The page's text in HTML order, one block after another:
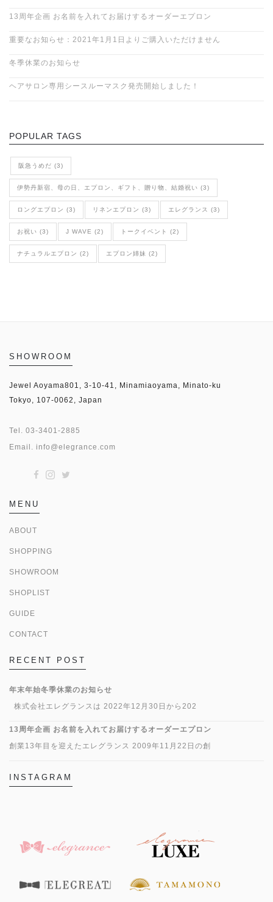
13周年企画 お名前を入れてお届けするオーダーエプロン
重要なお知らせ：2021年1月1日よりご購入いただけません
冬季休業のお知らせ
ヘアサロン専用シースルーマスク発売開始しました！
POPULAR TAGS
阪急うめだ (3)
伊勢丹新宿、母の日、エプロン、ギフト、贈り物、結婚祝い (3)
ロングエプロン (3) リネンエプロン (3) エレグランス (3)
お祝い (3) J WAVE (2) トークイベント (2)
ナチュラルエプロン (2) エプロン姉妹 (2)
SHOWROOM
Jewel Aoyama801, 3-10-41, Minamiaoyama, Minato-ku
Tokyo, 107-0062, Japan
Tel. 03-3401-2885
Email. info@elegrance.com
MENU
ABOUT
SHOPPING
SHOWROOM
SHOPLIST
GUIDE
CONTACT
RECENT POST
年末年始冬季休業のお知らせ
株式会社エレグランスは 2022年12月30日から202
13周年企画 お名前を入れてお届けするオーダーエプロン
創業13年目を迎えたエレグランス 2009年11月22日の創
INSTAGRAM